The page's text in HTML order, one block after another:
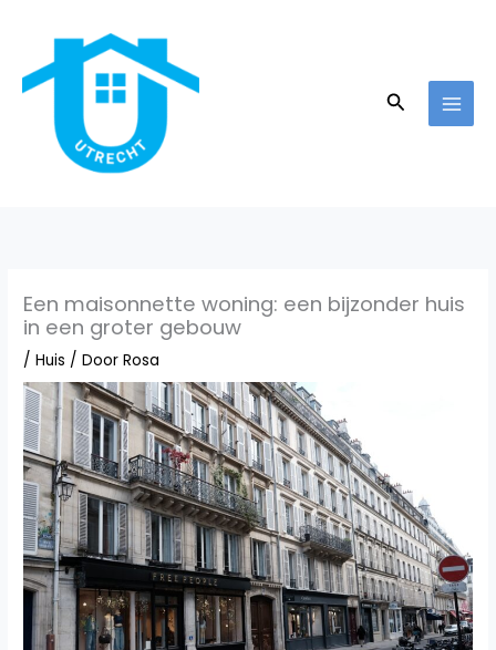
inhoud
Zoeken
Een maisonnette woning: een bijzonder huis
in een groter gebouw
/Huis / DoorRosa